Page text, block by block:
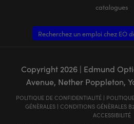
catalogues
Recherchez un emploi chez EO
Copyright 2026| Edmund
Avenue, Nether Poppleton,
POLITIQUE DE CONFIDENTIALITÉ|
GÉNÈRALES| CONDITIONS GÉNÈRALES
ACCESSIBILITÉ